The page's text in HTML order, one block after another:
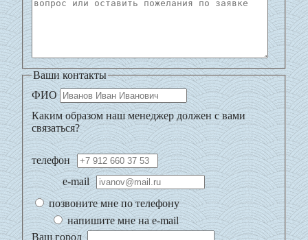
Ваши контакты
ФИО
Каким образом наш менеджер должен с вами
связаться?
телефон
e-mail
позвоните мне по телефону
напишите мне на e-mail
Ваш город